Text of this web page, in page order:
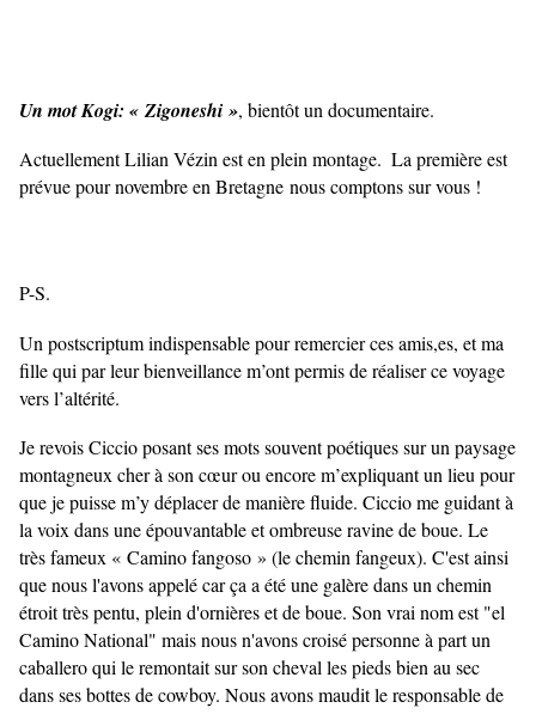
Un mot Kogi: « Zigoneshi », bientôt un documentaire.
Actuellement Lilian Vézin est en plein montage. La première est
prévue pournovembre en Bretagne nous comptons sur vous !
P-S.
Un postscriptum indispensable pour remercier ces amis,es, et ma
fille qui par leur bienveillance m’ont permis de réaliser ce voyage
vers l’altérité.
Je revois Ciccio posant ses mots souvent poétiques sur un paysage
montagneux cher à son cœur ou encore m’expliquant un lieu pour
que je puisse m’y déplacer de manière fluide. Ciccio me guidant à
la voix dans une épouvantable et ombreuse ravine de boue. Le
très fameux « Camino fangoso » (le chemin fangeux). C'est ainsi
que nous l'avons appelé car ça a été une galère dans un chemin
étroit très pentu, plein d'ornières et de boue. Son vrai nom est "el
Camino National" mais nous n'avons croisé personne à part un
caballero qui le remontait sur son cheval les pieds bien au sec
dans ses bottes de cowboy. Nous avons maudit le responsable de